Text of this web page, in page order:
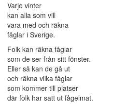
Varje vinter
kan alla som vill
vara med och räkna
fåglar i Sverige.
Folk kan räkna fåglar
som de ser från sitt fönster.
Eller så kan de gå ut
och räkna vilka fåglar
som kommer till platser
där folk har satt ut fågelmat.